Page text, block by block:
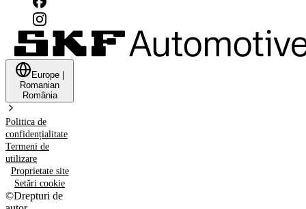
Europe
Romanian
România
Politica de
confidențialitate
Termeni de
utilizare
Proprietate site
Setări cookie
©Drepturi de